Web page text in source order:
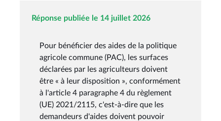
Réponse publiée le 14 juillet 2026
Pour bénéficier des aides de la politique
agricole commune (PAC), les surfaces
déclarées par les agriculteurs doivent
être « à leur disposition », conformément
à l'article 4 paragraphe 4 du règlement
(UE) 2021/2115, c'est-à-dire que les
demandeurs d'aides doivent pouvoir